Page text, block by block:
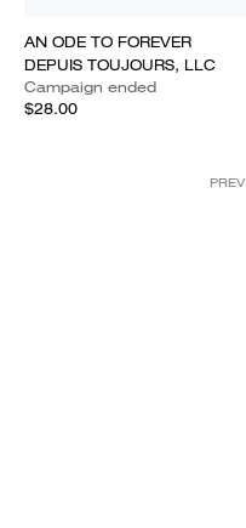
AN ODE TO FOREVER
DEPUIS TOUJOURS, LLC
Campaign ended
$28.00
PREV